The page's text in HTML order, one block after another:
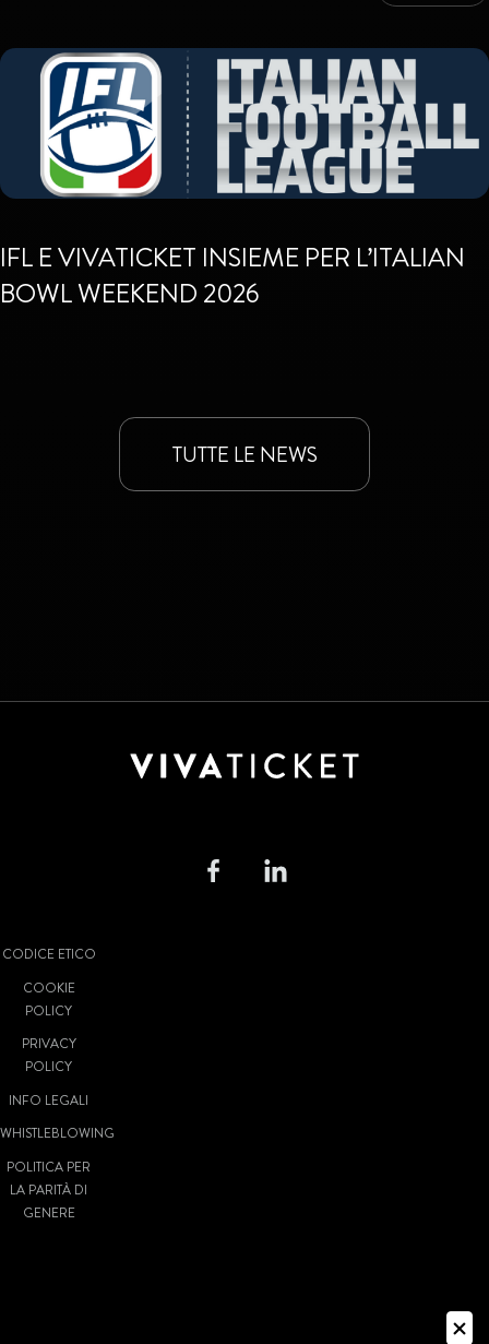
IFL E VIVATICKET INSIEME PER L’ITALIAN
BOWL WEEKEND 2026
TUTTE LE NEWS
CODICE ETICO
COOKIE
POLICY
PRIVACY
POLICY
INFO LEGALI
WHISTLEBLOWING
POLITICA PER
LA PARITÀ DI
GENERE